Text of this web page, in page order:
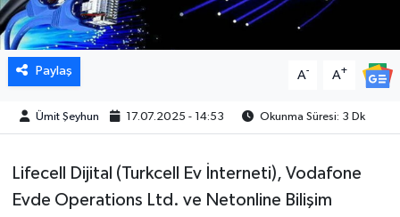
Paylaş A- A+
Ümit Şeyhun 17.07.2025 - 14:53 Okunma Süresi: 3 Dk
Lifecell Dijital (Turkcell Ev İnterneti), Vodafone
Evde Operations Ltd. ve Netonline Bilişim